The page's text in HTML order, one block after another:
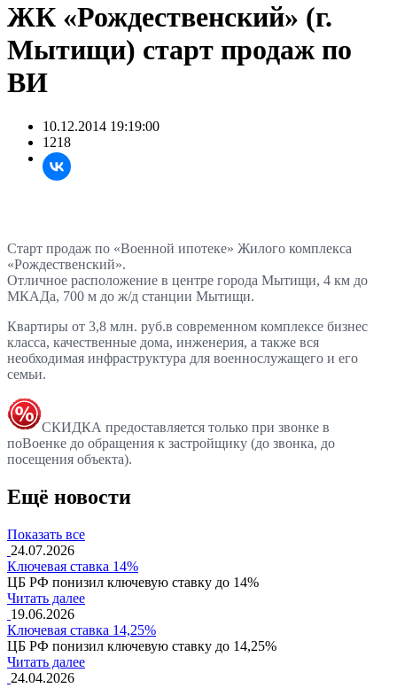
ЖК «Рождественский» (г.
Мытищи) старт продаж по
ВИ
10.12.2014 19:19:00
1218
Старт продаж по «Военной ипотеке» Жилого комплекса
«Рождественский».
Отличное расположение в центре города Мытищи, 4 км до
МКАДа, 700 м до ж/д станции Мытищи.
Квартиры от 3,8 млн. руб.в современном комплексе бизнес
класса, качественные дома, инженерия, а также вся
необходимая инфраструктура для военнослужащего и его
семьи.
СКИДКА предоставляется только при звонке в
поВоенке до обращения к застройщику (до звонка, до
посещения объекта).
Ещё новости
Показать все
24.07.2026
Ключевая ставка 14%
ЦБ РФ понизил ключевую ставку до 14%
Читать далее
19.06.2026
Ключевая ставка 14,25%
ЦБ РФ понизил ключевую ставку до 14,25%
Читать далее
24.04.2026